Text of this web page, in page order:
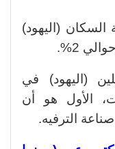
(اليهود)
2%.
(اليهود) في
الأول هو أن
الترفيه.